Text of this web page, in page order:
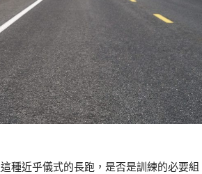
種近乎儀式的長跑，是否是訓練的必要組